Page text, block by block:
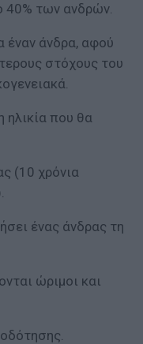
40% των ανδρών.
έναν άνδρα, αφού
στόχους του
ηλικία που θα
(10 χρόνια
ένας άνδρας τη
ώριμοι και